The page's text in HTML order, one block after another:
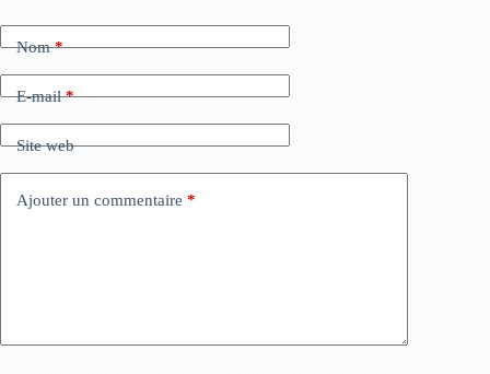
Nom*
E-mail*
Site web
Ajouter un commentaire *